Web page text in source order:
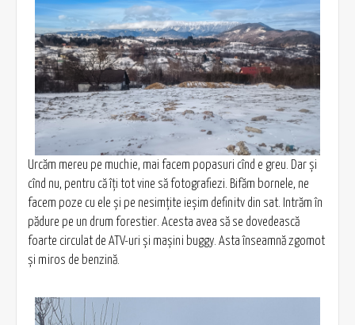
Urcăm mereu pe muchie, mai facem popasuri cînd e greu. Dar și
cînd nu, pentru că îți tot vine să fotografiezi. Bifăm bornele, ne
facem poze cu ele și pe nesimțite ieșim definitv din sat. Intrăm în
pădure pe un drum forestier. Acesta avea să se dovedească
foarte circulat de ATV-uri și mașini buggy. Asta înseamnă zgomot
și miros de benzină.